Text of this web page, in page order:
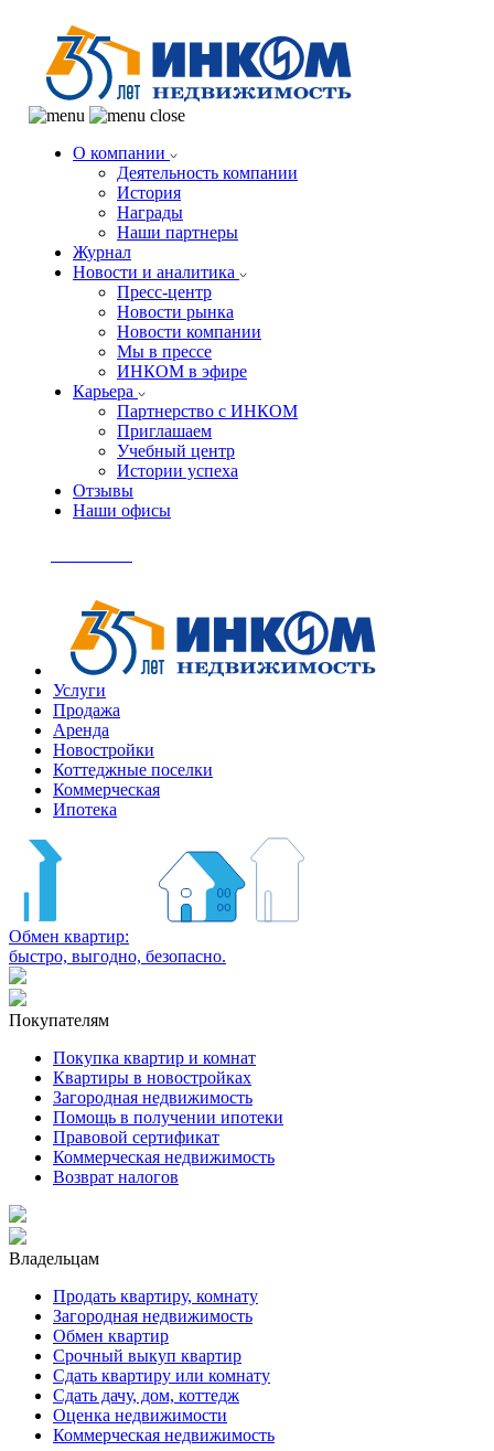
О компании
Деятельность компании
История
Награды
Наши партнеры
Журнал
Новости и аналитика
Пресс-центр
Новости рынка
Новости компании
Мы в прессе
ИНКОМ в эфире
Карьера
Партнерство с ИНКОМ
Приглашаем
Учебный центр
Истории успеха
Отзывы
Наши офисы
Услуги
Продажа
Аренда
Новостройки
Коттеджные поселки
Коммерческая
Ипотека
Обмен квартир:
быстро, выгодно, безопасно.
Покупателям
Покупка квартир и комнат
Квартиры в новостройках
Загородная недвижимость
Помощь в получении ипотеки
Правовой сертификат
Коммерческая недвижимость
Возврат налогов
Владельцам
Продать квартиру, комнату
Загородная недвижимость
Обмен квартир
Срочный выкуп квартир
Сдать квартиру или комнату
Сдать дачу, дом, коттедж
Оценка недвижимости
Коммерческая недвижимость